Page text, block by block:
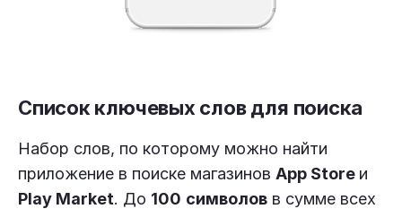
Список ключевых слов для поиска
Набор слов, по которому можно найти
приложение в поиске магазинов App Store и
Play Market. До 100 символов в сумме всех